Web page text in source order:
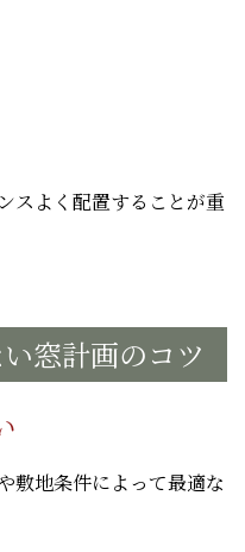
スよく配置することが重
窓計画のコツ
敷地条件によって最適な